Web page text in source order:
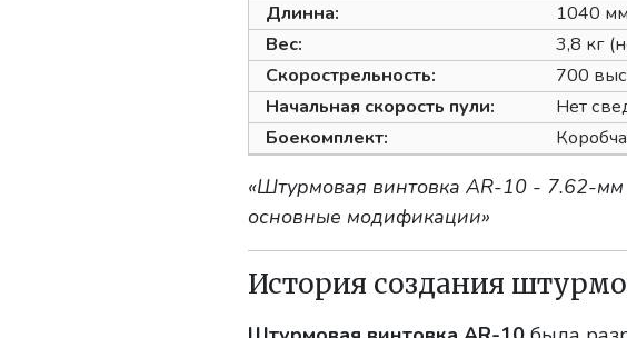
Длинна:
1040
Вес:
3,8 кг
Скорострельность:
700
Начальная скорость пули:
Нет
Боекомплект:
«Штурмовая винтовка AR-10 - 7.62-
основные модификации»
История создания